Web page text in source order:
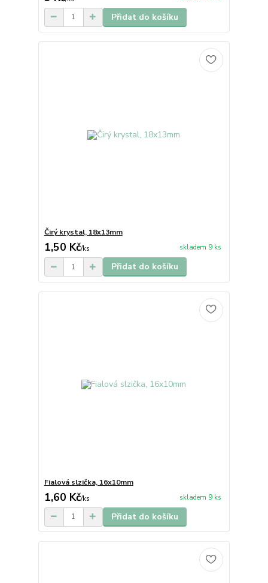
Přidat do košíku
Čirý krystal, 18x13mm
1,50 Kč/ks skladem 9 ks
Přidat do košíku
Fialová slzička, 16x10mm
1,60 Kč/ks skladem 9 ks
Přidat do košíku